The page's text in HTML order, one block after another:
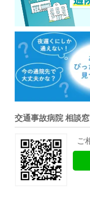
交通事故病院 相談
ご